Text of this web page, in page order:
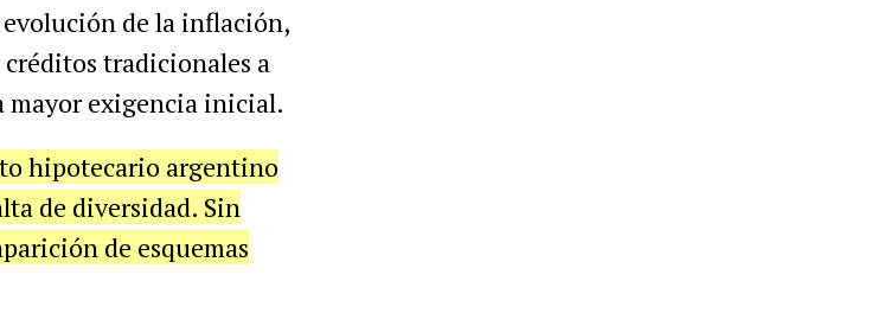
evolución de la inflación,
créditos tradicionales a
mayor exigencia inicial.
hipotecario argentino
de diversidad. Sin
de esquemas